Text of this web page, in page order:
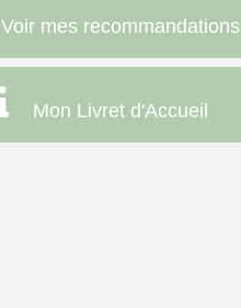
Voir mes recommandations
Mon Livret d'Accueil